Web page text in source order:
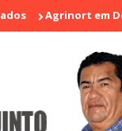
Agrinort em